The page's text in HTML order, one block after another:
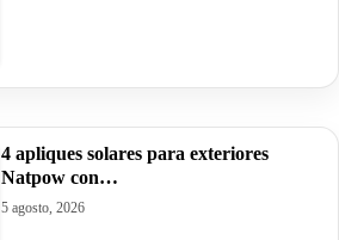
4 apliques solares para exteriores
Natpow con…
5 agosto, 2026